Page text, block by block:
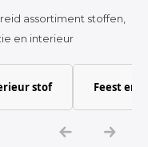
assortiment stoffen,
en interieur
stof Feest en